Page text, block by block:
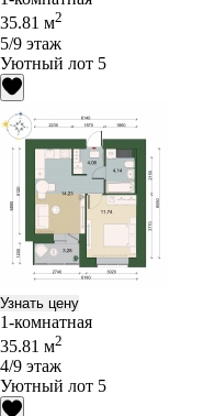
35.81 м2
5/9 этаж
Уютный лот 5
Узнать цену
1-комнатная
35.81 м2
4/9 этаж
Уютный лот 5